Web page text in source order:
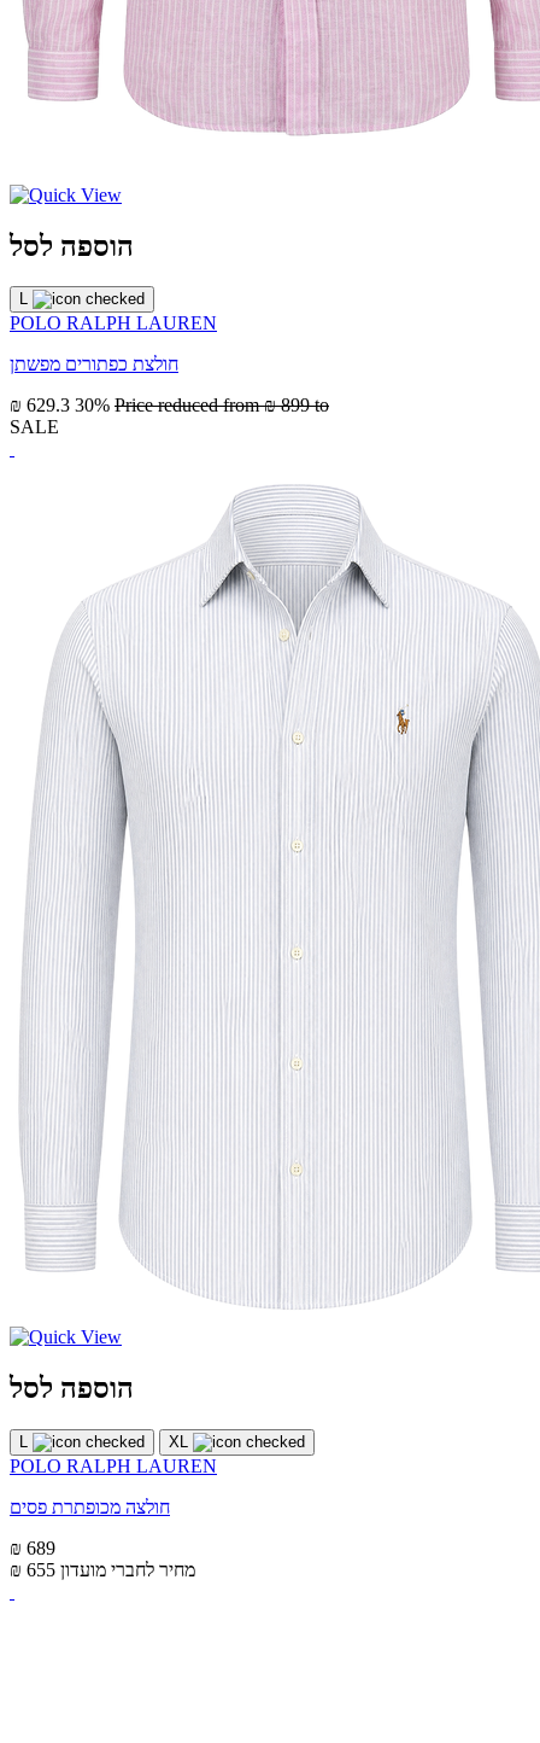
הוספה לסל
L
POLO RALPH LAUREN
חולצת כפתורים מפשתן
₪ 629.3 30% Price reduced from₪ 899 to
SALE
הוספה לסל
L XL
POLO RALPH LAUREN
חולצה מכופתרת פסים
₪ 689
₪ 655 מחיר לחברי מועדון